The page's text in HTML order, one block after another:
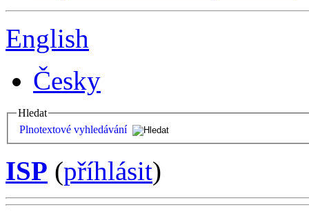
English
Česky
Hledat
Plnotextové vyhledávání
ISP (příhlásit)